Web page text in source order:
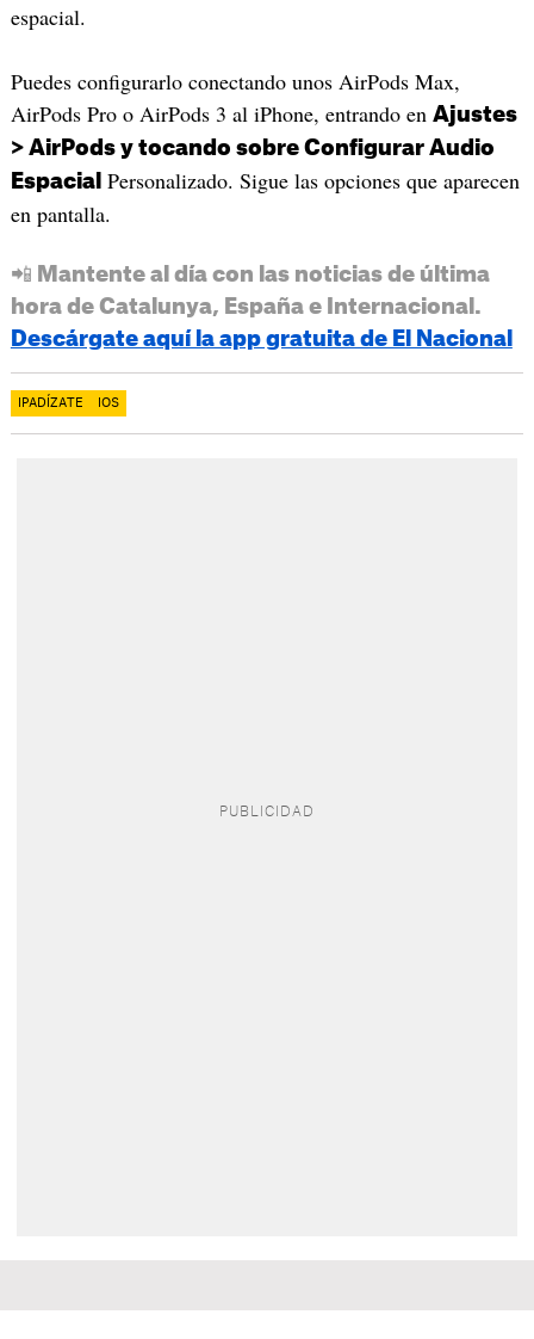
espacial.
Puedes configurarlo conectando unos AirPods Max,
AirPods Pro o AirPods 3 al iPhone, entrando en Ajustes
> AirPods y tocando sobre Configurar Audio
Espacial Personalizado. Sigue las opciones que aparecen
en pantalla.
📲 Mantente al día con las noticias de última
hora de Catalunya, España e Internacional.
Descárgate aquí la app gratuita de El Nacional
IPADÍZATE IOS